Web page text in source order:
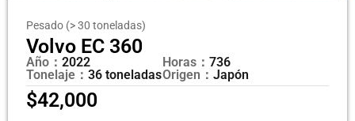
Pesado (> 30 toneladas)
Volvo EC 360
Año： 2022
Tonelaje： 36 toneladas
Horas： 736
Origen： Japón
$42,000